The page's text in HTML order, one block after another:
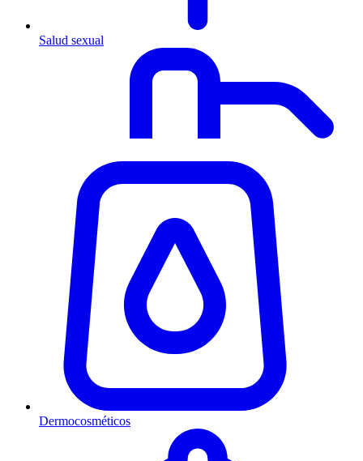
Salud sexual
Dermocosméticos